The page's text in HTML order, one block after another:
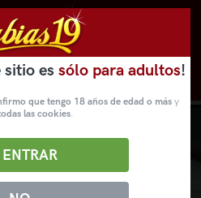
sitio es sólo para adultos!
que tengo 18 años de edad o másy
las cookies.